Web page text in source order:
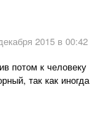
2015 в 00:42
потом к человеку
так как иногда